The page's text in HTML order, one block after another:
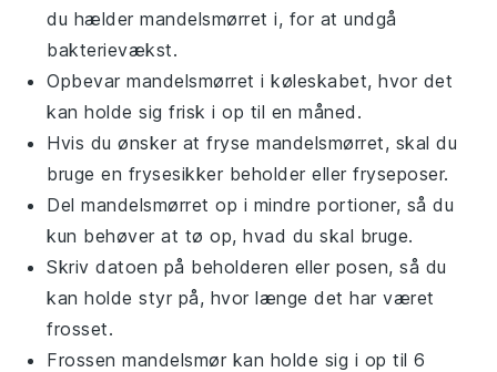
du hældermandelsmørret i, for at undgå
bakterievækst.
Opbevarmandelsmørret i køleskabet, hvor det
kan holde sig frisk i op til en måned.
Hvis du ønsker at frysemandelsmørret, skal du
bruge en frysesikker beholder eller fryseposer.
Delmandelsmørret op i mindre portioner, så du
kun behøver at tø op, hvad du skal bruge.
Skriv datoen på beholderen eller posen, så du
kan holde styr på, hvor længe det har været
frosset.
Frossenmandelsmør kan holde sig i op til 6